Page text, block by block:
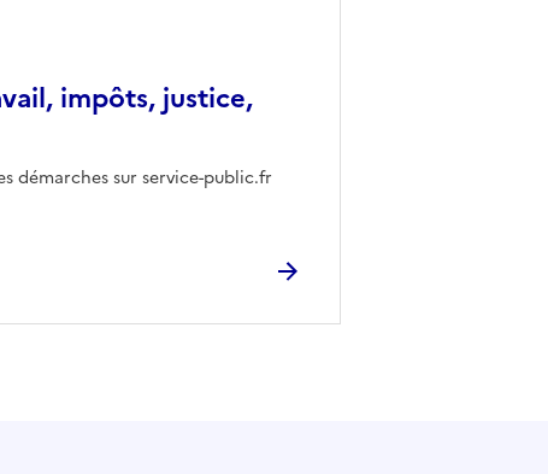
impôts, justice,
démarches sur service-public.fr